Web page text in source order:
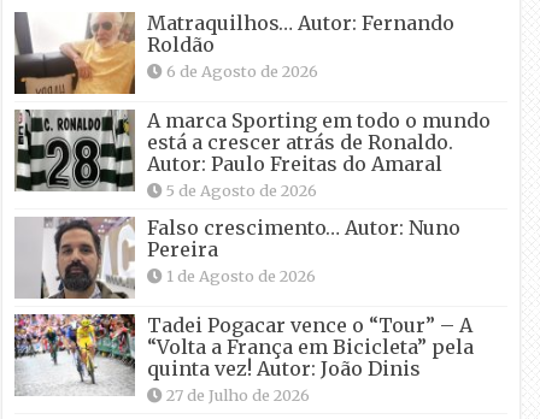
Matraquilhos… Autor: Fernando
Roldão
6 de Agosto de 2026
A marca Sporting em todo o mundo
está a crescer atrás de Ronaldo.
Autor: Paulo Freitas do Amaral
5 de Agosto de 2026
Falso crescimento… Autor: Nuno
Pereira
1 de Agosto de 2026
Tadei Pogacar vence o “Tour” – A
“Volta a França em Bicicleta” pela
quinta vez! Autor: João Dinis
27 de Julho de 2026